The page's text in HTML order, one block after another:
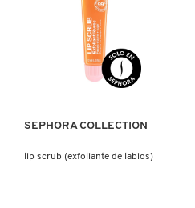
PAI-SHAU
PATCHOLOGY
PEACE OUT SKINCARE
Ver más
SEPHORA COLLECTION
lip scrub (exfoliante de labios)